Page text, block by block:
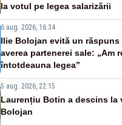
la votul pe legea salarizării
6 aug. 2026, 16:34
Ilie Bolojan evită un răspuns
averea partenerei sale: „Am
întotdeauna legea”
5 aug. 2026, 22:15
Laurențiu Botin a descins la
Bolojan